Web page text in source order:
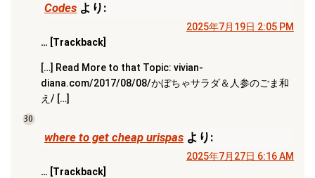
Codes より:
2025年7月19日 2:05 PM
… [Trackback]
[…] Read More to that Topic: vivian-
diana.com/2017/08/08/かぼちゃサラダ＆人参のごま和
え/ […]
30
where to get cheap urispas より:
2025年7月27日 6:16 AM
… [Trackback]